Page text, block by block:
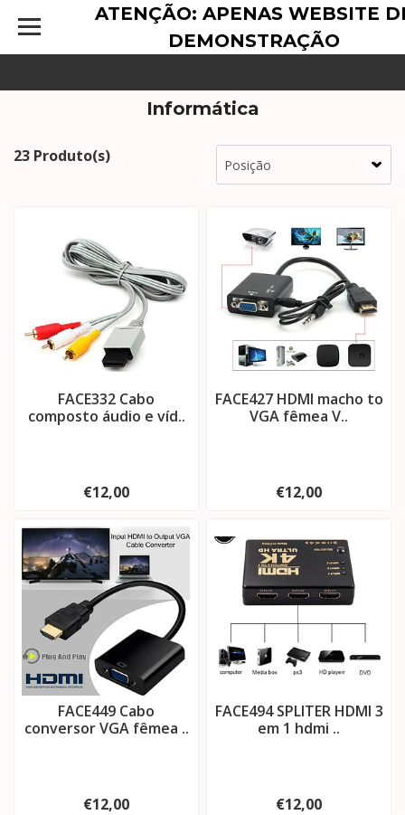
ATENÇÃO: APENAS WEBSITE
DEMONSTRAÇÃO
Informática
23 Produto(s)
FACE332 Cabo
composto áudio e víd..
€12,00
FACE427 HDMI macho to
VGA fêmea V..
€12,00
FACE449 Cabo
conversor VGA fêmea ..
€12,00
FACE494 SPLITER HDMI 3
em 1 hdmi ..
€12,00